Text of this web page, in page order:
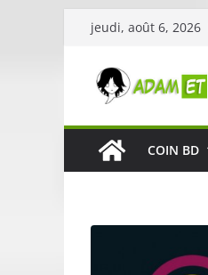
Passer
contenu
jeudi, août 6, 2026
COIN BD